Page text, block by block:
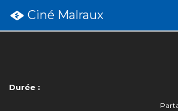
Ciné Malraux
Durée :